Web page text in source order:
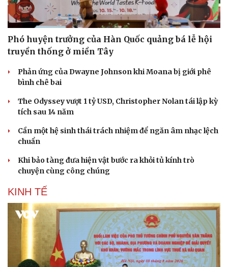
Doanh nghiệp
Doanh nghiệp 24h
Doanh nhân
Tin Công nghệ
Phó huyện trưởng của Hàn Quốc quảng bá lễ hội
truyền thống ở miền Tây
Phản ứng của Dwayne Johnson khi Moana bị giới phê
bình chê bai
The Odyssey vượt 1 tỷ USD, Christopher Nolan tái lập kỳ
tích sau 14 năm
Cần một hệ sinh thái trách nhiệm để ngăn âm nhạc lệch
chuẩn
Khi bảo tàng đưa hiện vật bước ra khỏi tủ kính trò
chuyện cùng công chúng
KINH TẾ